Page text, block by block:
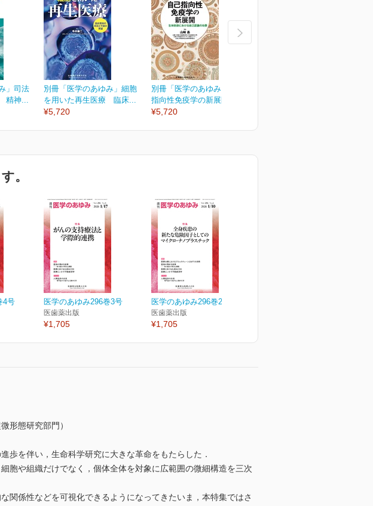
」司法
精神...
別冊「医学のあゆみ」細胞
を用いた再生医療 臨床...
¥5,720
別冊「医学のあゆみ」自己
指向性免疫学の新展開...
¥5,720
。
4号 医学のあゆみ296巻3号
医歯薬出版
¥1,705
医学のあゆみ296巻2号
医歯薬出版
¥1,705
形態研究部門）
歩を伴い，生命科学研究に大きな革命をもたらした．
胞や組織だけでなく，個体全体を対象に広範囲の微細構造を三次
関係性などを可視化できるようになってきたいま，本特集ではさ